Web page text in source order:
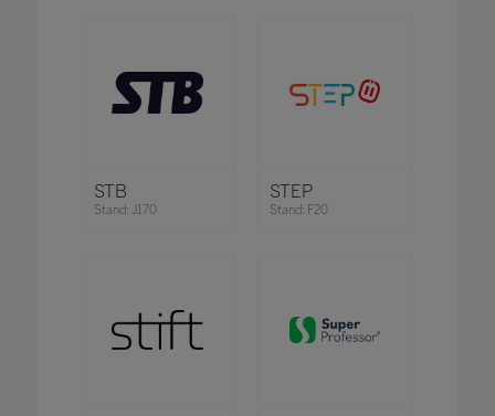
STB
Stand: J170
STEP
Stand: F20